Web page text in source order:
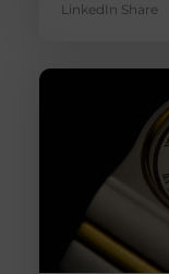
LinkedIn Share